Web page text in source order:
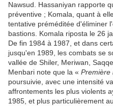
Nawsud. Hassaniyan rapporte
préventive ; Komala, quant à
tentative préméditée d'éliminer
bastions. Komala riposta le 26
De fin 1984 à 1987, et dans
jusqu'en 1989, les combats se
vallée de Shiler, Meriwan,
Menbari note que la « Première
poursuivie, avec une intensité
affrontements les plus violents
1985, et plus particulièrement